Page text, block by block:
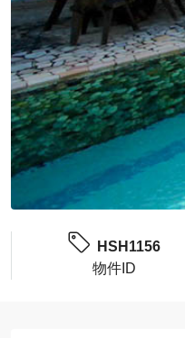
HSH1156
物件ID